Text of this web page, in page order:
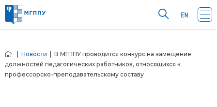
Новости | В МГППУ проводится конкурс на замещение
должностей педагогических работников, относящихся к
профессорско-преподавательскому составу